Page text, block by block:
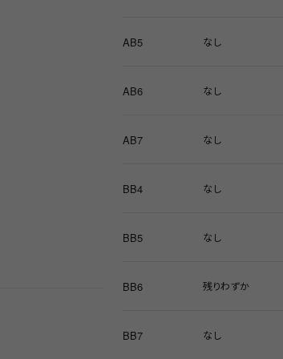
AB5 なし
AB6 なし
AB7 なし
BB4 なし
BB5 なし
BB6 残りわずか
BB7 なし